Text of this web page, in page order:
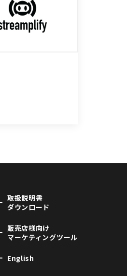
取扱説明書
ダウンロード
販売店様向け
マーケティングツール
English